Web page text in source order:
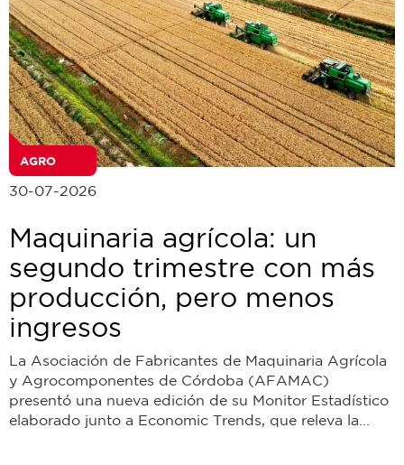
AGRO
30-07-2026
Maquinaria agrícola: un
segundo trimestre con más
producción, pero menos
ingresos
La Asociación de Fabricantes de Maquinaria Agrícola
y Agrocomponentes de Córdoba (AFAMAC)
presentó una nueva edición de su Monitor Estadístico
elaborado junto a Economic Trends, que releva la...